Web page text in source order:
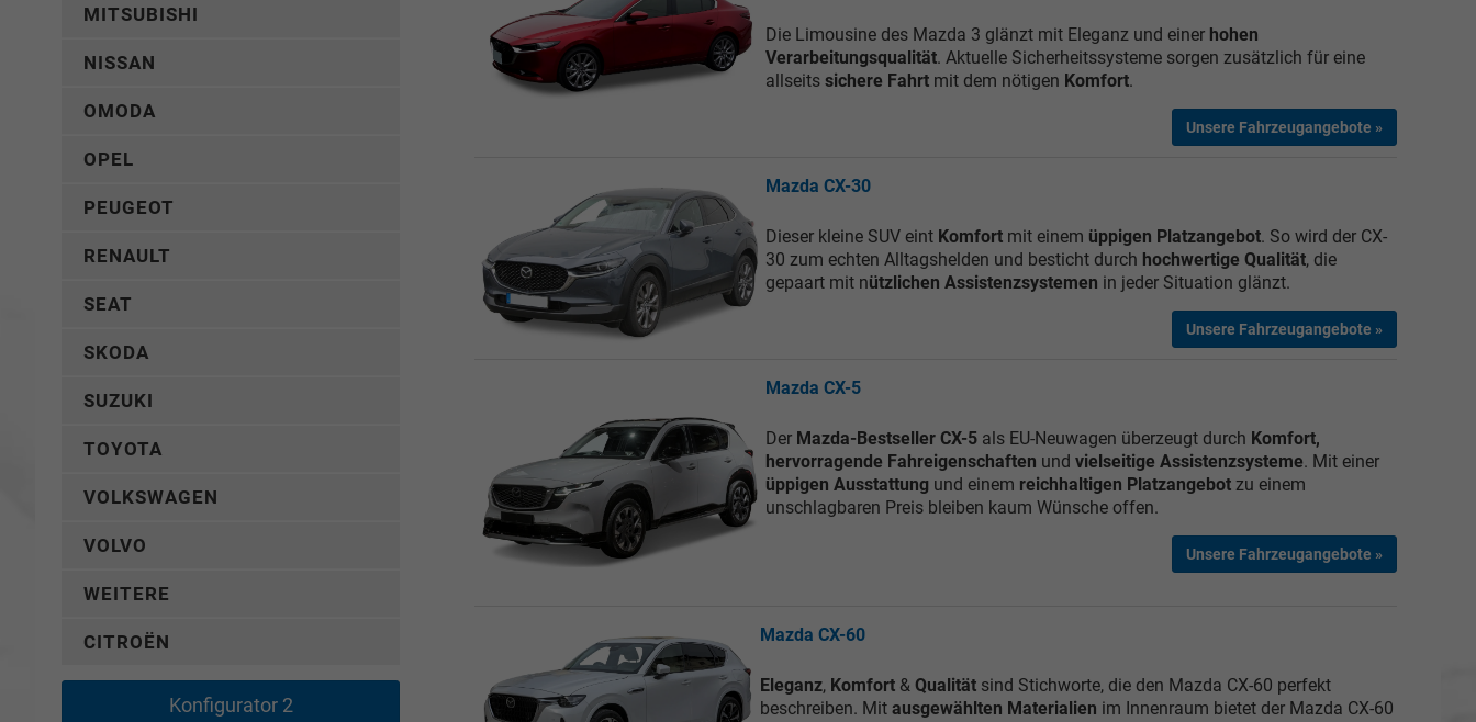
Die Limousine des Mazda 3 glänzt mit Eleganz und einer hohen
Verarbeitungsqualität. Aktuelle Sicherheitssysteme sorgen zusätzlich für eine
allseits sichere Fahrtmit dem nötigen Komfort.
Unsere Fahrzeugangebote »
Mazda CX-30
Dieser kleine SUV eint Komfortmit einem üppigen Platzangebot. So wird der CX-
30 zum echten Alltagshelden und besticht durch hochwertige Qualität, die
gepaart mit nützlichen Assistenzsystemen in jeder Situation glänzt.
Unsere Fahrzeugangebote »
Mazda CX-5
Der Mazda-Bestseller CX-5als EU-Neuwagen überzeugt durch Komfort,
hervorragende Fahreigenschaften und vielseitige Assistenzsysteme. Mit einer
üppigen Ausstattung und einem reichhaltigen Platzangebotzu einem
unschlagbaren Preis bleiben kaum Wünsche offen.
Unsere Fahrzeugangebote »
Mazda CX-60
Eleganz, Komfort& Qualitätsind Stichworte, die den Mazda CX-60 perfekt
beschreiben. Mit ausgewählten Materialien im Innenraum bietet der Mazda CX-60
MITSUBISHI
NISSAN
OMODA
OPEL
PEUGEOT
RENAULT
SEAT
SKODA
SUZUKI
TOYOTA
VOLKSWAGEN
VOLVO
WEITERE
CITROËN
Konfigurator 2